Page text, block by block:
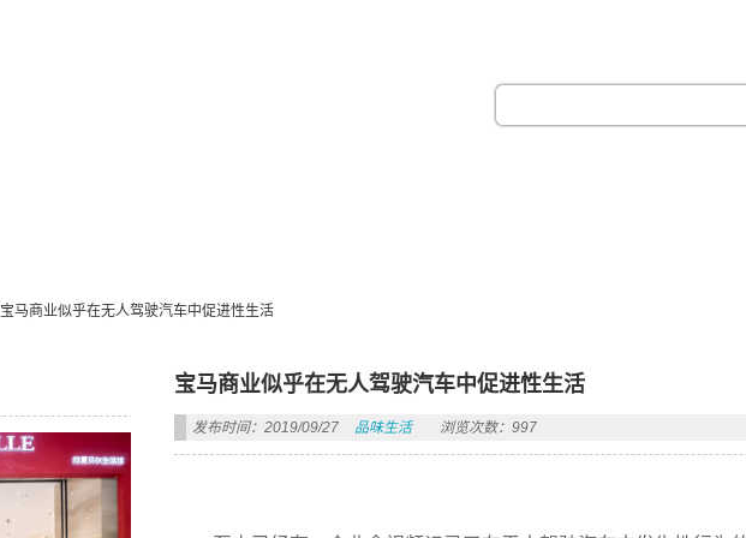
宝马商业似乎在无人驾驶汽车中促进性生活
宝马商业似乎在无人驾驶汽车中促进性生活
发布时间：2019/09/27 品味生活 浏览次数：997